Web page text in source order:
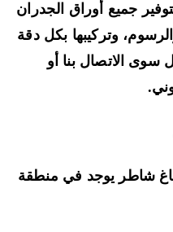
جميع أوراق الجدران
وتركيبها بكل دقة
الاتصال بنا أو
يوجد في منطقة